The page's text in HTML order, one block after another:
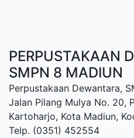
PERPUSTAKAAN
SMPN 8 MADIUN
Perpustakaan Dewantara,
Jalan Pilang Mulya No. 20,
Kartoharjo, Kota Madiun,
Telp. (0351) 452554